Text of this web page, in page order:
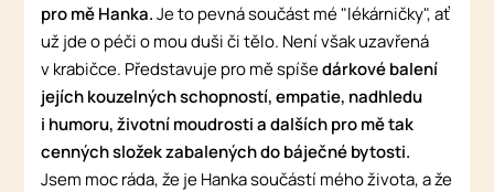
pro mě Hanka.Je to pevná součást mé "lékárničky", ať
už jde o péči o mou duši či tělo. Není však uzavřená
v krabičce. Představuje pro mě spíšedárkové balení
jejích kouzelných schopností, empatie, nadhledu
i humoru, životní moudrosti a dalších pro mě tak
cenných složek zabalených do báječné bytosti.
Jsem moc ráda, že je Hanka součástí mého života, a že